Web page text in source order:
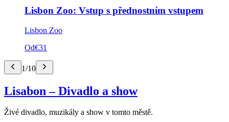
Lisbon Zoo: Vstup s přednostním vstupem
Lisbon Zoo
Od€31
1/10
Lisabon – Divadlo a show
Živé divadlo, muzikály a show v tomto městě.